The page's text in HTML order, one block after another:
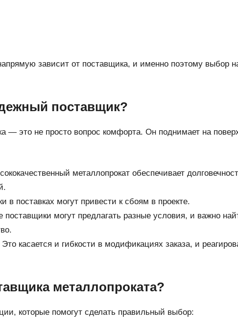
зависит от поставщика, и именно поэтому выбор
поставщик?
— это не просто вопрос комфорта. Он поднимает на
металлопрокат обеспечивает
в поставках могут привести к сбоям в проекте.
поставщики могут предлагать разные условия, и важно
Это касается и гибкости в модификациях заказа, и
металлопроката?
которые помогут сделать правильный выбор: